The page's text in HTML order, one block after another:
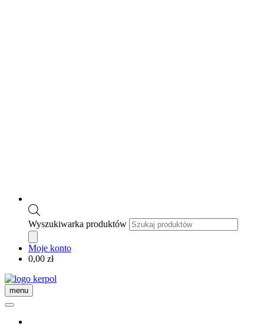
Wyszukiwarka produktów
Moje konto
0,00 zł
menu